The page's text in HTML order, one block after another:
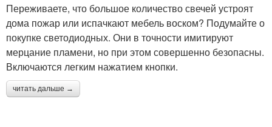
Переживаете, что большое количество свечей устроят
дома пожар или испачкают мебель воском? Подумайте о
покупке светодиодных. Они в точности имитируют
мерцание пламени, но при этом совершенно безопасны.
Включаются легким нажатием кнопки.
читать дальше →